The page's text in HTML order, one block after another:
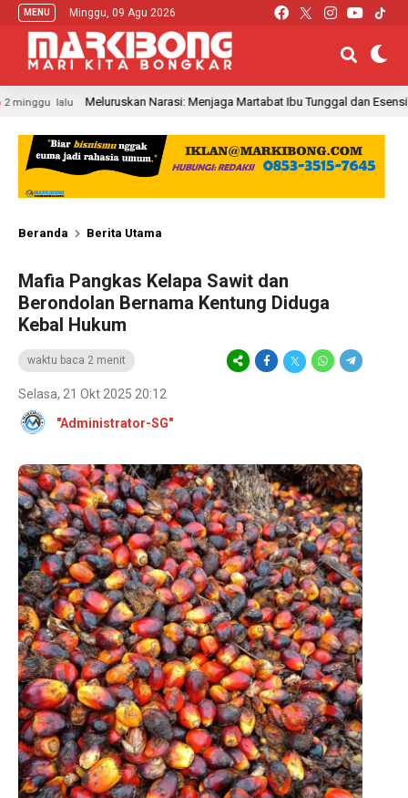
MENU Minggu, 09 Agu 2026
Meluruskan Narasi: Menjaga Martabat Ibu Tunggal dan Esensi
Beranda Berita Utama
Mafia Pangkas Kelapa Sawit dan
Berondolan Bernama Kentung Diduga
Kebal Hukum
waktu baca 2 menit
Selasa, 21 Okt 2025 20:12
"Administrator-SG"